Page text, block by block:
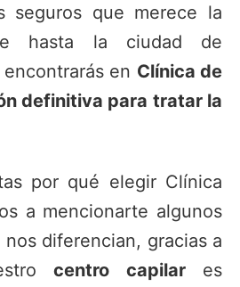
seguros que merece la
hasta la ciudad de
en Clínica de
definitiva para tratar la
por qué elegir Clínica
a mencionarte algunos
diferencian, gracias a
centro capilares